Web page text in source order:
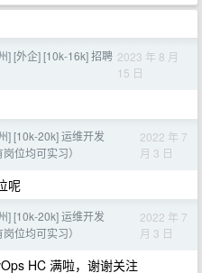
] [外企] [10k-16k] 招聘 2023 年 8 月
15 日
] [10k-20k] 运维开发
位均可实习）
2022 年 7
月 3 日
呢
] [10k-20k] 运维开发
位均可实习）
2022 年 7
月 3 日
HC 满啦，谢谢关注